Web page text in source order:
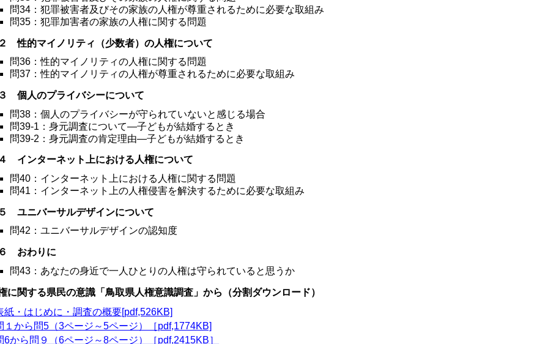
問34：犯罪被害者及びその家族の人権が尊重されるために必要な取組み
問35：犯罪加害者の家族の人権に関する問題
性的マイノリティ（少数者）の人権について
問36：性的マイノリティの人権に関する問題
問37：性的マイノリティの人権が尊重されるために必要な取組み
個人のプライバシーについて
問38：個人のプライバシーが守られていないと感じる場合
問39-1：身元調査について―子どもが結婚するとき
問39-2：身元調査の肯定理由―子どもが結婚するとき
インターネット上における人権について
問40：インターネット上における人権に関する問題
問41：インターネット上の人権侵害を解決するために必要な取組み
ユニバーサルデザインについて
問42：ユニバーサルデザインの認知度
おわりに
問43：あなたの身近で一人ひとりの人権は守られていると思うか
に関する県民の意識「鳥取県人権意識調査」から（分割ダウンロード）
紙・はじめに・調査の概要[pdf,526KB]
１から問5（3ページ～5ページ）［pdf,1774KB]
6から問９（6ページ～8ページ）［pdf,2415KB］